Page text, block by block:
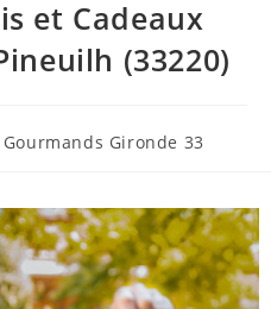
et Cadeaux
(33220)
Gironde 33